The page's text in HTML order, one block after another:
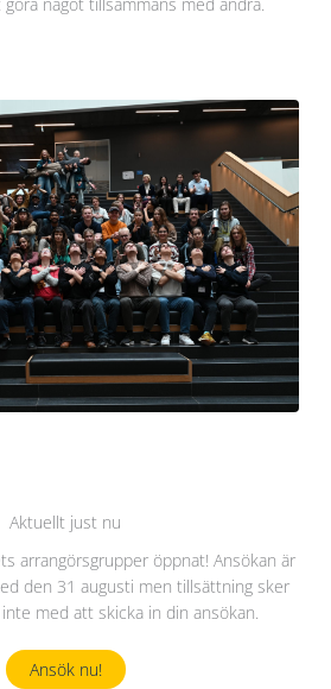
Aktuellt just nu
arrangörsgrupper öppnat! Ansökan är
den 31 augusti men tillsättning sker
med att skicka in din ansökan.
Ansök nu!